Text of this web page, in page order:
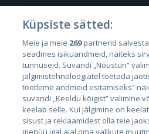
Riigid
Eesti
Läti
Leedu
Küpsiste sätted:
Meie ja meie 269partnerid
seadmes isikuandmeid, näiteks
tunnuseid. Suvandi „Nõustun”
jälgimistehnoloogiatel toetada
töötleme andmeid esitamiseks”
suvandi „Keeldu kõigist” valimine
keelab selle. Kui jälgimine on
sisust ja reklaamidest olla teie
menüü igal ajal oma valikute